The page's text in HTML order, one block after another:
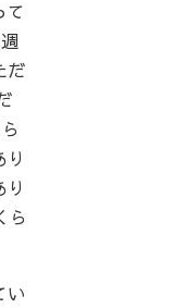
て
だ
ら
い